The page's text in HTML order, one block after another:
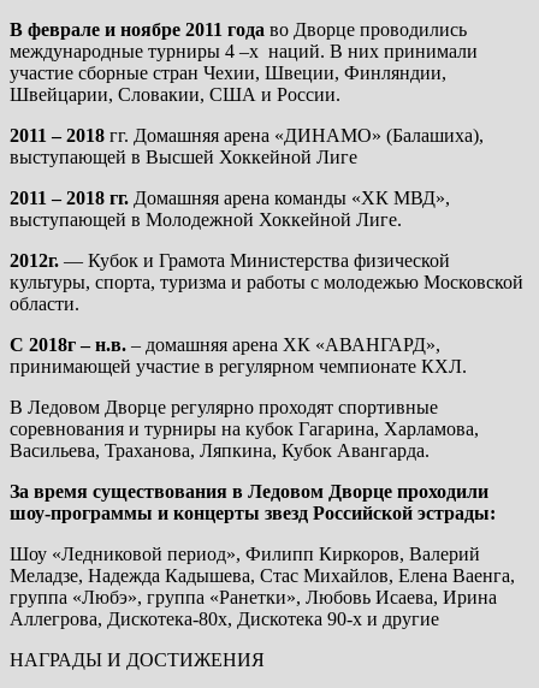
В феврале и ноябре 2011 года во Дворце проводились
международные турниры 4 –х наций. В них принимали
участие сборные стран Чехии, Швеции, Финляндии,
Швейцарии, Словакии, США и России.
2011 – 2018 гг. Домашняя арена «ДИНАМО» (Балашиха),
выступающей в Высшей Хоккейной Лиге
2011 – 2018 гг. Домашняя арена команды «ХК МВД»,
выступающей в Молодежной Хоккейной Лиге.
2012г. — Кубок и Грамота Министерства физической
культуры, спорта, туризма и работы с молодежью Московской
области.
С 2018г – н.в. – домашняя арена ХК «АВАНГАРД»,
принимающей участие в регулярном чемпионате КХЛ.
В Ледовом Дворце регулярно проходят спортивные
соревнования и турниры на кубок Гагарина, Харламова,
Васильева, Траханова, Ляпкина, Кубок Авангарда.
За время существования в Ледовом Дворце проходили
шоу-программы и концерты звезд Российской эстрады:
Шоу «Ледниковой период», Филипп Киркоров, Валерий
Меладзе, Надежда Кадышева, Стас Михайлов, Елена Ваенга,
группа «Любэ», группа «Ранетки», Любовь Исаева, Ирина
Аллегрова, Дискотека-80х, Дискотека 90-х и другие
НАГРАДЫ И ДОСТИЖЕНИЯ